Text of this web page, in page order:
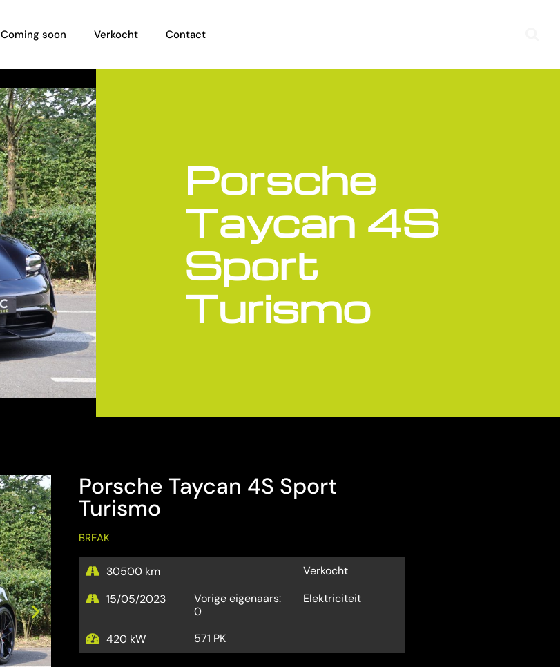
Coming soon Verkocht Contact
Porsche
Taycan 4S
Sport
Turismo
Porsche Taycan 4S Sport
Turismo
BREAK
30500 km
Verkocht
15/05/2023
Vorige eigenaars:
0
Elektriciteit
420 kW 571 PK